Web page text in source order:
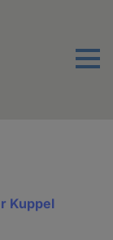
Menu
Kuppel